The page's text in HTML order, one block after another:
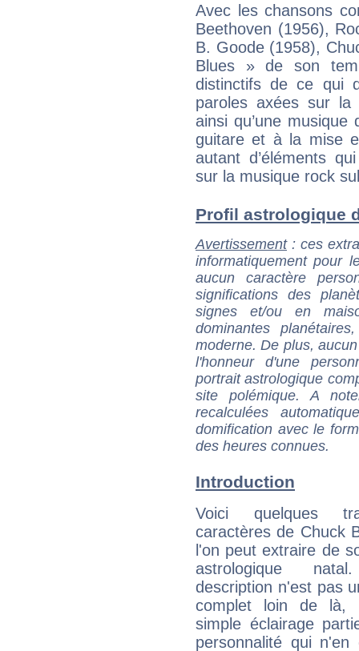
Avec les chansons
Beethoven (1956),
B. Goode (1958),
Blues » de son
distinctifs de ce qui
paroles axées sur la
ainsi qu’une
guitare et à la mise
autant d’éléments
sur la musique rock
Profil astrologique
Avertissement: ces
informatiquement pour
aucun caractère
significations des
signes et/ou en
dominantes
moderne. De plus,
l'honneur d'une
portrait astrologique
site polémique. A
recalculées
domification avec le
des heures connues.
Introduction
Voici quelques
caractères de Chuck
l'on peut extraire de
astrologique
description n'est pas
complet loin de là,
simple éclairage
personnalité qui n'en